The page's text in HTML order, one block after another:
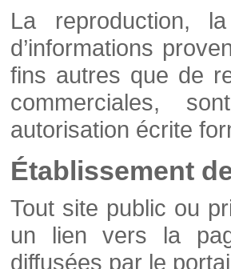
La reproduction,
d’informations
fins autres que de
commerciales,
autorisation écrite
Établissement
Tout site public ou
un lien vers la
diffusées par le